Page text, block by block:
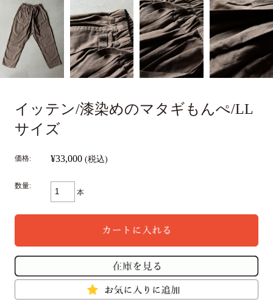
イッテン/漆染めのマタギもんぺ/LL
サイズ
価格: ¥33,000 (税込)
数量:
本